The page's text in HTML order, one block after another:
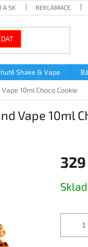
A SK REKLAMACE
Shake & Vape
10ml Choco Cookie
Vape 10ml
cena: